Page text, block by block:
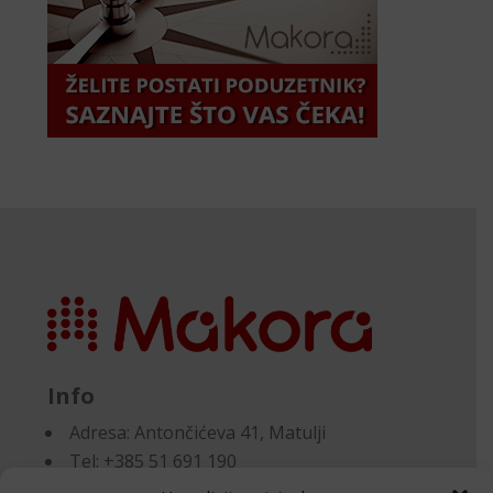
Info
Adresa:Antončićeva 41, Matulji
Tel: +385 51 691 190